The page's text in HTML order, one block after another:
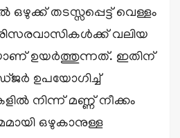
ഒഴുക്ക് തടസ്സപ്പെട്ട് വെള്ളം
വലിയ
ഉയർത്തുന്നത്. ഇതിന്
ഉപയോഗിച്ച്
നിന്ന് മണ്ണ് നീക്കം
ഒഴുകാനുള്ള